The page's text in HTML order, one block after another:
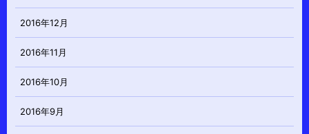
2016年12月
2016年11月
2016年10月
2016年9月